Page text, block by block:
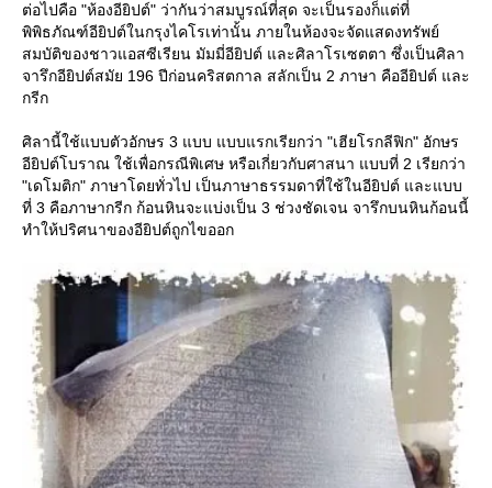
ต่อไปคือ "ห้องอียิปต์" ว่ากันว่าสมบูรณ์ที่สุด จะเป็นรองก็แต่ที่
พิพิธภัณฑ์อียิปต์ในกรุงไคโรเท่านั้น ภายในห้องจะจัดแสดงทรัพย์
สมบัติของชาวแอสซีเรียน มัมมี่อียิปต์ และศิลาโรเซตตา ซึ่งเป็นศิลา
จารึกอียิปต์สมัย 196 ปีก่อนคริสตกาล สลักเป็น 2 ภาษา คืออียิปต์ และ
กรีก
ศิลานี้ใช้แบบตัวอักษร 3 แบบ แบบแรกเรียกว่า "เฮียโรกลีฟิก" อักษร
อียิปต์โบราณ ใช้เพื่อกรณีพิเศษ หรือเกี่ยวกับศาสนา แบบที่ 2 เรียกว่า
"เดโมติก" ภาษาโดยทั่วไป เป็นภาษาธรรมดาที่ใช้ในอียิปต์ และแบบ
ที่ 3 คือภาษากรีก ก้อนหินจะแบ่งเป็น 3 ช่วงชัดเจน จารึกบนหินก้อนนี้
ทำให้ปริศนาของอียิปต์ถูกไขออก